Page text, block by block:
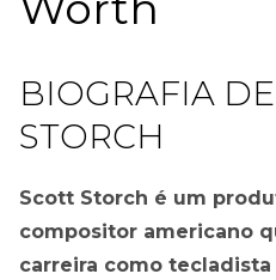
BIOGRAFIA
STORCH
Scott Storch é um
compositor americano
carreira como tecladista